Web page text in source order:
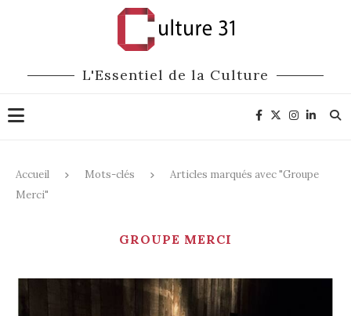
L'Essentiel de la Culture
Accueil Mots-clés
Articles marqués avec "Groupe
Merci"
GROUPE MERCI